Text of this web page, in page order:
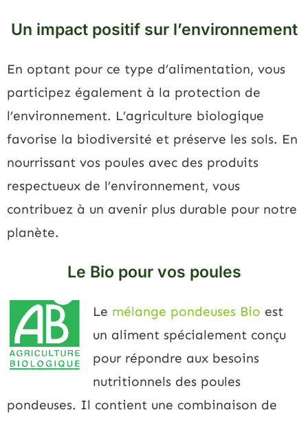
Un impact positif sur l’environnement
En optant pour ce type d’alimentation, vous
participez également à la protection de
l’environnement. L’agriculture biologique
favorise la biodiversité et préserve les sols. En
nourrissant vos poules avec des produits
respectueux de l’environnement, vous
contribuez à un avenir plus durable pour notre
planète.
Le Bio pour vos poules
Le mélange pondeuses Bio est
un aliment spécialement conçu
pour répondre aux besoins
nutritionnels des poules
pondeuses. Il contient une combinaison de